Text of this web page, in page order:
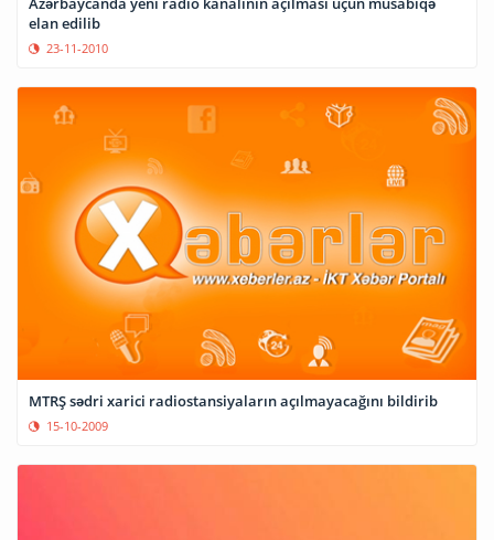
elan edilib
23-11-2010
MTRŞ sədri xarici radiostansiyaların açılmayacağını bildirib
15-10-2009